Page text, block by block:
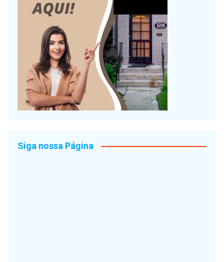
Siga nossa Página